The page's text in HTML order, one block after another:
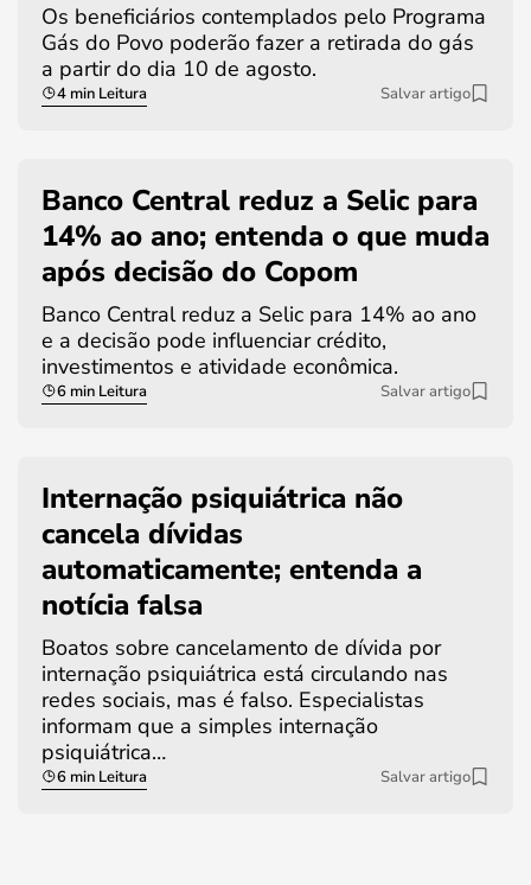
Os beneficiários contemplados pelo Programa
Gás do Povo poderão fazer a retirada do gás
a partir do dia 10 de agosto.
4 min Leitura Salvar artigo
Banco Central reduz a Selic para
14% ao ano; entenda o que muda
após decisão do Copom
Banco Central reduz a Selic para 14% ao ano
e a decisão pode influenciar crédito,
investimentos e atividade econômica.
6 min Leitura Salvar artigo
Internação psiquiátrica não
cancela dívidas
automaticamente; entenda a
notícia falsa
Boatos sobre cancelamento de dívida por
internação psiquiátrica está circulando nas
redes sociais, mas é falso. Especialistas
informam que a simples internação
psiquiátrica…
6 min Leitura Salvar artigo